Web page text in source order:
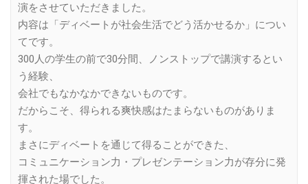
演をさせていただきました。
内容は「ディベートが社会生活でどう活かせるか」につい
てです。
300人の学生の前で30分間、ノンストップで講演するとい
う経験、
会社でもなかなかできないものです。
だからこそ、得られる爽快感はたまらないものがありま
す。
まさにディベートを通じて得ることができた、
コミュニケーション力・プレゼンテーション力が存分に発
揮された場でした。